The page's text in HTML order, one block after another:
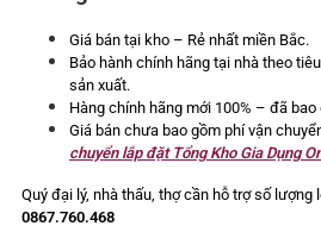
Bass
40cm
300W
Bluetooth
37.8kg
số
lượng
Giá bán tại kho – Rẻ nhất miền Bắc.
Bảo hành chính hãng tại nhà theo
sản xuất.
Hàng chính hãng mới 100% – đã bao
Giá bán chưa bao gồm phí vận
chuyển lắp đặt Tổng Kho Gia Dụng
Quý đại lý, nhà thấu, thợ cần hỗ trợ số lượng
0867.760.468